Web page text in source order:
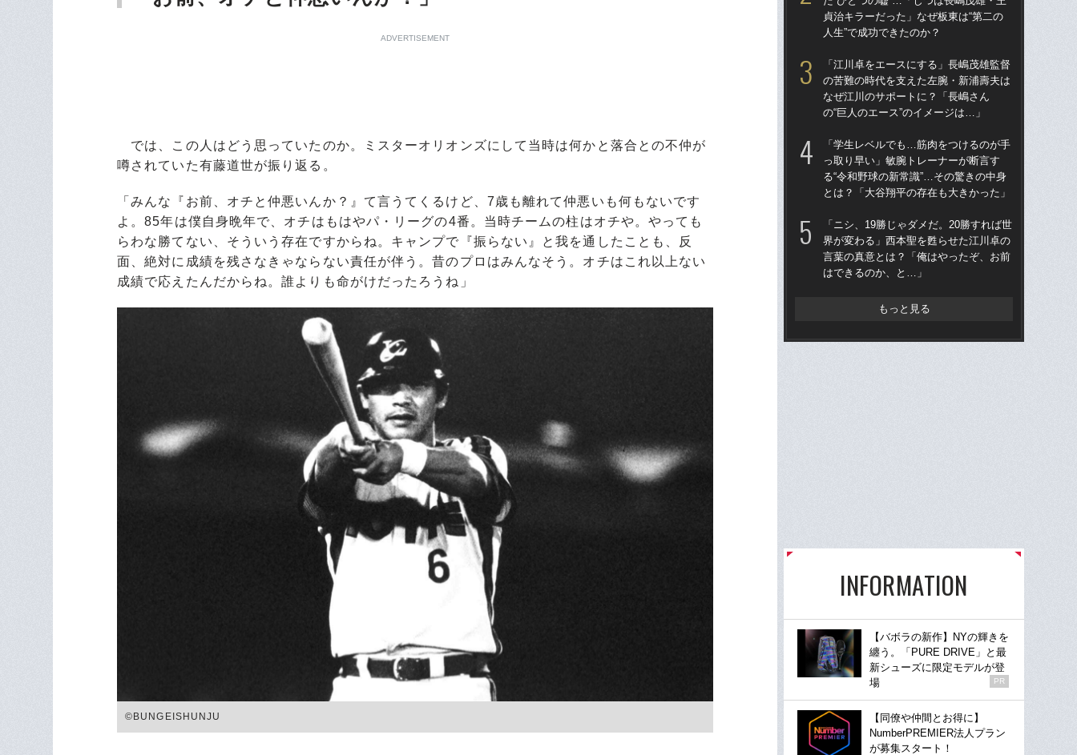
ADVERTISEMENT
では、この人はどう思っていたのか。ミスターオリオンズにして当時は何かと落合との不仲が
噂されていた有藤道世が振り返る。
「みんな『お前、オチと仲悪いんか？』て言うてくるけど、7歳も離れて仲悪いも何もないです
よ。85年は僕自身晩年で、オチはもはやパ・リーグの4番。当時チームの柱はオチや。やっても
らわな勝てない、そういう存在ですからね。キャンプで『振らない』と我を通したことも、反
面、絶対に成績を残さなきゃならない責任が伴う。昔のプロはみんなそう。オチはこれ以上ない
成績で応えたんだからね。誰よりも命がけだったろうね」
©BUNGEISHUNJU
貞治キラーだった」なぜ板東は“第二の
人生”で成功できたのか？
「江川卓をエースにする」長嶋茂雄監督
の苦難の時代を支えた左腕・新浦壽夫は
なぜ江川のサポートに？「長嶋さん
の“巨人のエース”のイメージは…」
「学生レベルでも…筋肉をつけるのが手
っ取り早い」敏腕トレーナーが断言す
る“令和野球の新常識”…その驚きの中身
とは？「大谷翔平の存在も大きかった」
「ニシ、19勝じゃダメだ。20勝すれば世
界が変わる」西本聖を甦らせた江川卓の
言葉の真意とは？「俺はやったぞ、お前
はできるのか、と…」
もっと見る
INFORMATION
【バボラの新作】NYの輝きを
纏う。「PURE DRIVE」と最
新シューズに限定モデルが登
場
PR
【同僚や仲間とお得に】
NumberPREMIER法人プラン
が募集スタート！